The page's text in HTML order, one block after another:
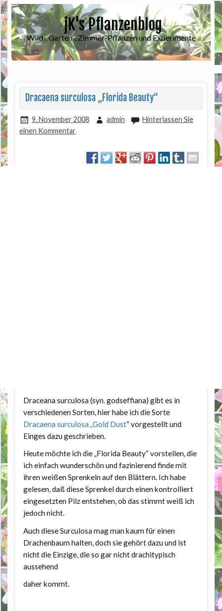
jK's Pflanzenblog
Wild-, Garten-, Zimmer-Pflanzen und Experimente
Dracaena surculosa „Florida Beauty“
9. November 2008 admin
Hinterlassen Sie
einen Kommentar
Draceana surculosa (syn. godseffiana) gibt es in
verschiedenen Sorten, hier habe ich die Sorte
Dracaena surculosa „Gold Dust“ vorgestellt und
Einges dazu geschrieben.
Heute möchte ich die „Florida Beauty“ vorstellen, die
ich einfach wunderschön und fazinierend finde mit
ihren weißen Sprenkeln auf den Blättern. Ich habe
gelesen, daß diese Sprenkel durch einen kontrolliert
eingesetzten Pilz entstehen, ob das stimmt weiß ich
jedoch nicht.
Auch diese Surculosa mag man kaum für einen
Drachenbaum halten, doch sie gehört dazu und ist
nicht die Einzige, die so gar nicht drachitypisch
aussehend
daher kommt.